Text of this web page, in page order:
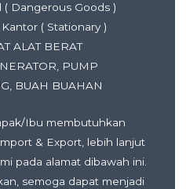
( Dangerous Goods )
( Stationary )
ALAT BERAT
PUMP
BUAH BUAHAN
Ibu membutuhkan
& Export, lebih lanjut
pada alamat dibawah ini.
semoga dapat menjadi